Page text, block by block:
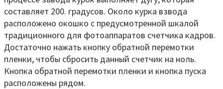
составляет 200. градусов. Около курка взвода
расположено окошко с предусмотренной шкалой
традиционного для фотоаппаратов счетчика кадров.
Достаточно нажать кнопку обратной перемотки
пленки, чтобы сбросить данный счетчик на ноль.
Кнопка обратной перемотки пленки и кнопка пуска
расположены рядом.